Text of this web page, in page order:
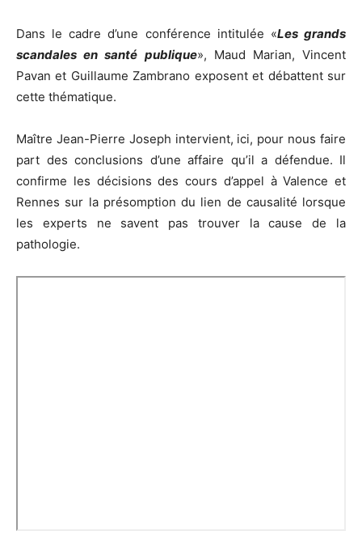
Dans le cadre d’une conférence intitulée «Les grands
scandales en santé publique», Maud Marian, Vincent
Pavan et Guillaume Zambrano exposent et débattent sur
cette thématique.
Maître Jean-Pierre Joseph intervient, ici, pour nous faire
part des conclusions d’une affaire qu’il a défendue. Il
confirme les décisions des cours d’appel à Valence et
Rennes sur la présomption du lien de causalité lorsque
les experts ne savent pas trouver la cause de la
pathologie.